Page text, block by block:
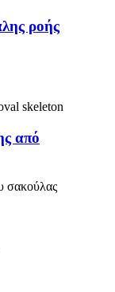
ροής
από
σακούλας